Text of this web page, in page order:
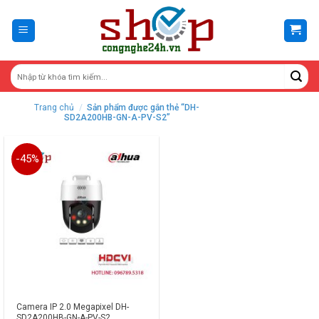
content
Trang chủ / Sản phẩm được gắn thẻ “DH-
SD2A200HB-GN-A-PV-S2”
-45%
Camera IP 2.0 Megapixel DH-